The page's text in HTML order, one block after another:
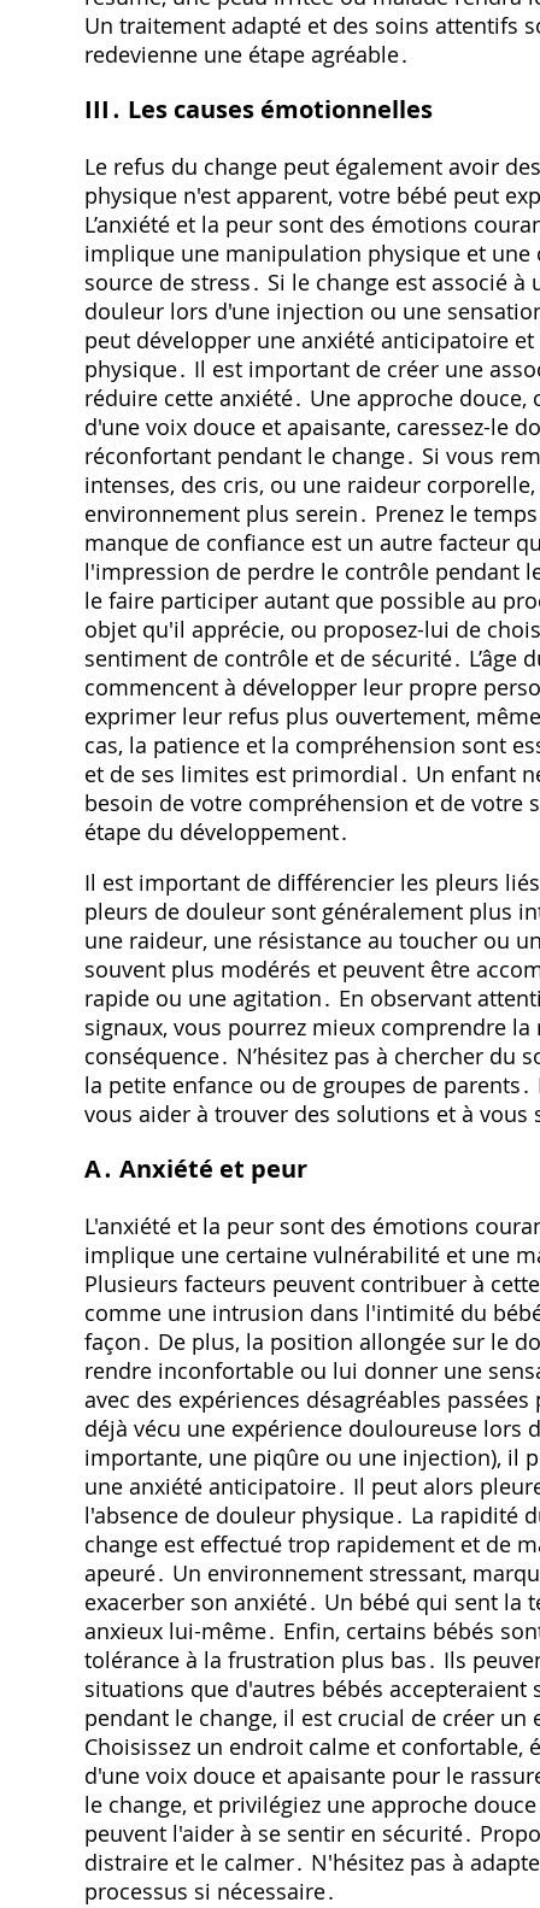
Un traitement adapté et des soins attentifs
redevienne une étape agréable․
III․ Les causes émotionnelles
Le refus du change peut également avoir
physique n'est apparent, votre bébé peut
L’anxiété et la peur sont des émotions
implique une manipulation physique et
source de stress․ Si le change est associé
douleur lors d'une injection ou une
peut développer une anxiété anticipatoire
physique․ Il est important de créer une
réduire cette anxiété․ Une approche
d'une voix douce et apaisante, caressez-le
réconfortant pendant le change․ Si vous
intenses, des cris, ou une raideur
environnement plus serein․ Prenez le
manque de confiance est un autre facteur
l'impression de perdre le contrôle pendant
le faire participer autant que possible au
objet qu'il apprécie, ou proposez-lui de
sentiment de contrôle et de sécurité․ L’âge
commencent à développer leur propre
exprimer leur refus plus ouvertement,
cas, la patience et la compréhension sont
et de ses limites est primordial․ Un enfant
besoin de votre compréhension et de votre
étape du développement․
Il est important de différencier les pleurs
pleurs de douleur sont généralement plus
une raideur, une résistance au toucher ou
souvent plus modérés et peuvent être
rapide ou une agitation․ En observant
signaux, vous pourrez mieux comprendre
conséquence․ N’hésitez pas à chercher
la petite enfance ou de groupes de
vous aider à trouver des solutions et à
A․ Anxiété et peur
L'anxiété et la peur sont des émotions
implique une certaine vulnérabilité et une
Plusieurs facteurs peuvent contribuer à
comme une intrusion dans l'intimité du
façon․ De plus, la position allongée sur le
rendre inconfortable ou lui donner une
avec des expériences désagréables
déjà vécu une expérience douloureuse lors
importante, une piqûre ou une injection), il
une anxiété anticipatoire․ Il peut alors
l'absence de douleur physique․ La rapidité
change est effectué trop rapidement et de
apeuré․ Un environnement stressant,
exacerber son anxiété․ Un bébé qui sent la
anxieux lui-même․ Enfin, certains bébés
tolérance à la frustration plus bas․ Ils
situations que d'autres bébés
pendant le change, il est crucial de créer
Choisissez un endroit calme et confortable,
d'une voix douce et apaisante pour le
le change, et privilégiez une approche
peuvent l'aider à se sentir en sécurité․
distraire et le calmer․ N'hésitez pas à
processus si nécessaire․